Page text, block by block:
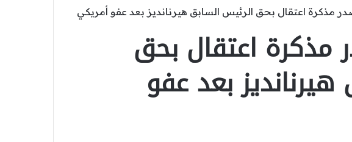
مذكرة اعتقال بحق الرئيس السابق هيرنانديز بعد عفو أمريكي
اعتقال بحق
بعد عفو